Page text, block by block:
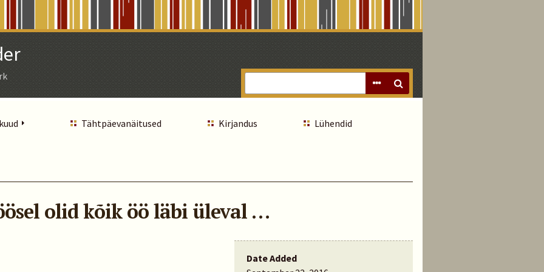
Tähtpäevanäitused Kirjandus Lühendid
olid kõik öö läbi üleval …
Date Added